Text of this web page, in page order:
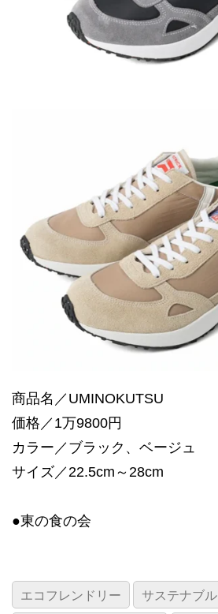
商品名／UMINOKUTSU
価格／1万9800円
カラー／ブラック、ベージュ
サイズ／22.5cm～28cm
●東の食の会
エコフレンドリー サステナブル